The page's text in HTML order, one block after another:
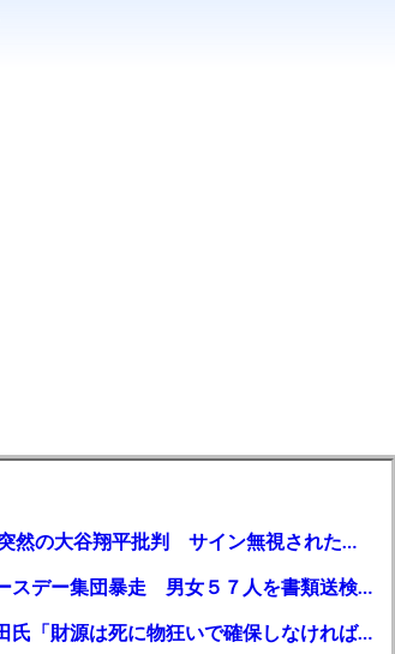
【MLB】「大谷は謙虚ではない」少女が全米生中継で突然の大谷翔平批判 サイン無視された過去明かす
【千葉】「みんなで走れて楽しかった」 バイクでバースデー集団暴走 男女５７人を書類送検 SNSで参加者募る
ガソリン減税、１兆円の財源必要 石破首相・立憲野田氏「財源は死に物狂いで確保しなければならない」「本当に死に物狂いで」